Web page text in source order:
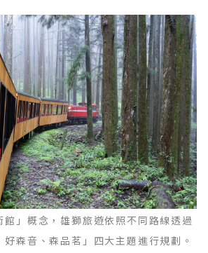
」概念，雄獅旅遊依照不同路線透過
好森音、森品茗」四大主題進行規劃。